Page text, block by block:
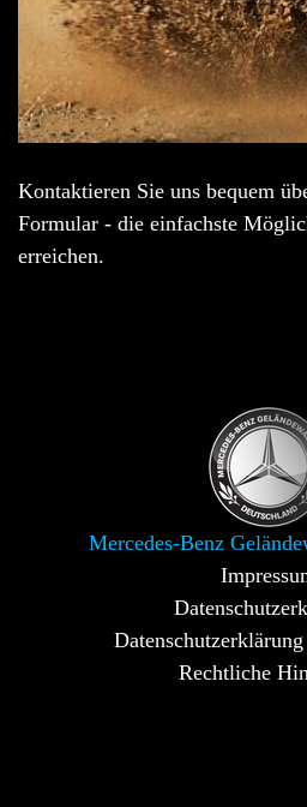
Kontaktieren Sie uns bequem
Formular - die einfachste
erreichen.
Mercedes-Benz
Rechtliche